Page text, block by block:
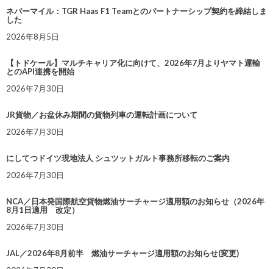
ネバーマイル：TGR Haas F1 Teamとのパートナーシップ契約を締結しま
した
2026年8月5日
【トドケール】マルチキャリア化に向けて、2026年7月よりヤマト運輸
とのAPI連携を開始
2026年7月30日
JR貨物／お盆休み期間の貨物列車の運転計画について
2026年7月30日
にしてつドイツ現地法人 シュツットガルト事務所移転のご案内
2026年7月30日
NCA／日本発国際航空貨物燃油サーチャージ適用額のお知らせ（2026年
8月1日適用 改定）
2026年7月30日
JAL／2026年8月前半 燃油サーチャージ適用額のお知らせ(変更)